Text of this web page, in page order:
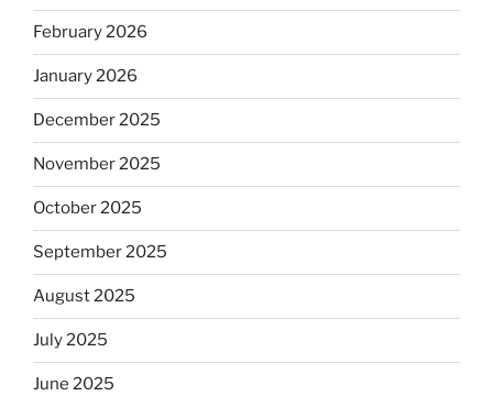
February 2026
January 2026
December 2025
November 2025
October 2025
September 2025
August 2025
July 2025
June 2025